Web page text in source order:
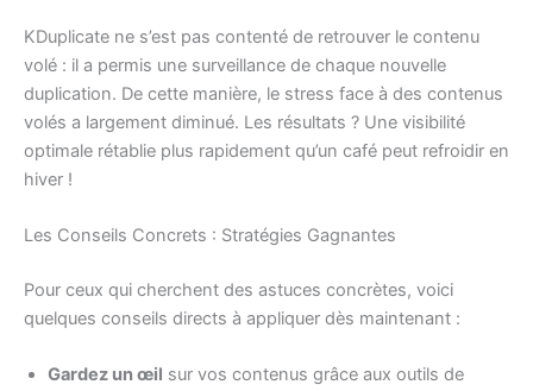
KDuplicate ne s’est pas contenté de retrouver le contenu
volé : il a permis une surveillance de chaque nouvelle
duplication. De cette manière, le stress face à des contenus
volés a largement diminué. Les résultats ? Une visibilité
optimale rétablie plus rapidement qu’un café peut refroidir en
hiver !
Les Conseils Concrets : Stratégies Gagnantes
Pour ceux qui cherchent des astuces concrètes, voici
quelques conseils directs à appliquer dès maintenant :
Gardez un œil sur vos contenus grâce aux outils de